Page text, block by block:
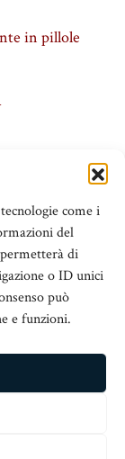
come i
del
di
o ID unici
può
e funzioni.
in pillole
Territorio